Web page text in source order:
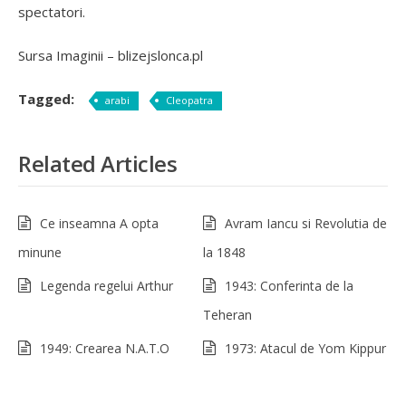
spectatori.
Sursa Imaginii – blizejslonca.pl
Tagged: arabi Cleopatra
Related Articles
Ce inseamna A opta
minune
Avram Iancu si Revolutia de
la 1848
Legenda regelui Arthur
1943: Conferinta de la
Teheran
1949: Crearea N.A.T.O
1973: Atacul de Yom Kippur